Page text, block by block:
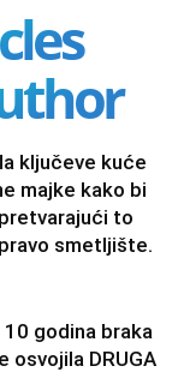
ključeve kuće
majke kako bi
to
smetljište.
godina braka
osvojila DRUGA